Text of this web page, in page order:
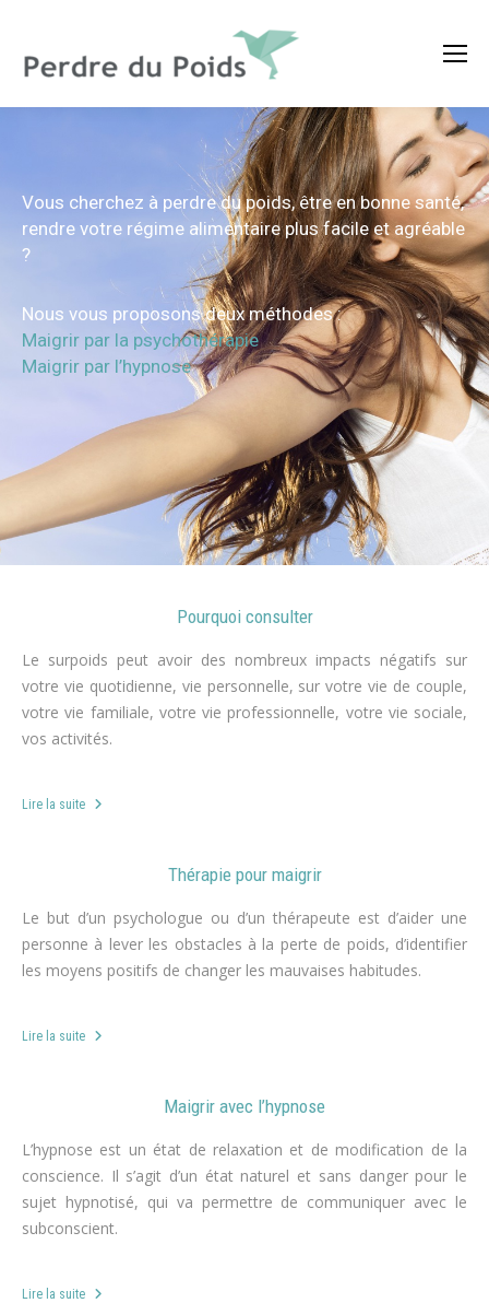
Vous cherchez à perdre du poids, être en bonne santé,
rendre votre régime alimentaire plus facile et agréable
?
Nous vous proposons deux méthodes :
Maigrir par la psychothérapie
Maigrir par l’hypnose
Pourquoi consulter
Le surpoids peut avoir des nombreux impacts négatifs sur
votre vie quotidienne, vie personnelle, sur votre vie de couple,
votre vie familiale, votre vie professionnelle, votre vie sociale,
vos activités.
Lire la suite
Thérapie pour maigrir
Le but d’un psychologue ou d’un thérapeute est d’aider une
personne à lever les obstacles à la perte de poids, d’identifier
les moyens positifs de changer les mauvaises habitudes.
Lire la suite
Maigrir avec l’hypnose
L’hypnose est un état de relaxation et de modification de la
conscience. Il s’agit d’un état naturel et sans danger pour le
sujet hypnotisé, qui va permettre de communiquer avec le
subconscient.
Lire la suite